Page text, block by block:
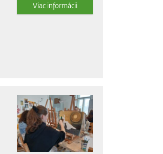
Viac informácii